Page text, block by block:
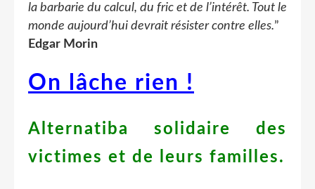
la barbarie du calcul, du fric et de l’intérêt. Tout le
monde aujourd’hui devrait résister contre elles.”
Edgar Morin
On lâche rien !
Alternatiba solidaire des
victimes et de leurs familles.